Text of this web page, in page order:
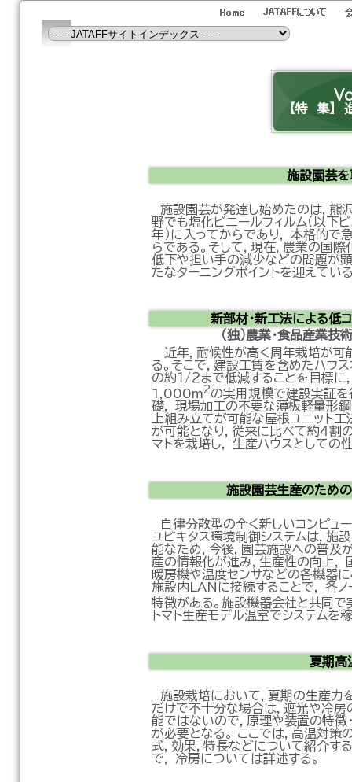
【特 集】
施設園芸を
施設園芸が発達し始めたのは，熊
野でも塩化ビニールフィルム（以下
年）に入ってからであり， 本格的で
らである。そして，現在，農業の国
低下や担い手の減少などの問題が
たなターニングポイントを迎えている
新部材・新工法による低
（独）農業･食品産
近年，耐候性が高く周年栽培が可
る。そこで，建設工賃を含めたハウ
の約１/２まで低減することを目標に
1,000m2の実用規模で建設実証を
礎， 現場加工の不要な薄板軽量形
上組み立てが可能な屋根ユニット
が可能となり，従来に比べて約４割
マトを栽培し， 生産ハウスとしての
施設園芸生産のため
自律分散型の全く新しいコンピュ
ユビキタス環境制御システムは，施
能なため，今後，園芸施設への普及
産の情報化が進み，生産性の向上，
暖房機や温度センサなどの各機器に
施設内LANに接続することで， 各
特徴がある。施設機器会社と共同
トマト生産モデル温室でシステムを
夏期高
施設栽培において，夏期の生産力
だけで不十分な場合は，遮光や冷房
能ではないので，原理や装置の特徴
が必要となる。 ここでは，高温対策
式，効果，特長などについて紹介す
で， 冷房については詳述する。